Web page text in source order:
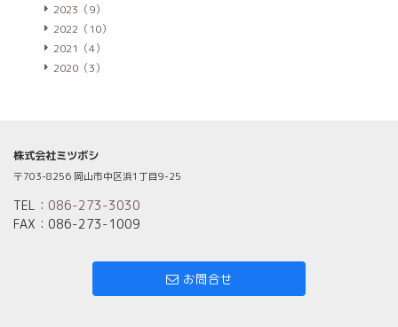
2023（9）
2022（10）
2021（4）
2020（3）
株式会社ミツボシ
〒703-8256 岡山市中区浜1丁目9-25
TEL： 086-273-3030
FAX：086-273-1009
お問合せ